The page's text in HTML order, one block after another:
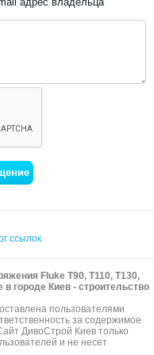
ссылок
Fluke T90, T110, T130,
городе Киев - строительство
пользователями
за содержимое
ДивоСтрой Киев только
и не несет